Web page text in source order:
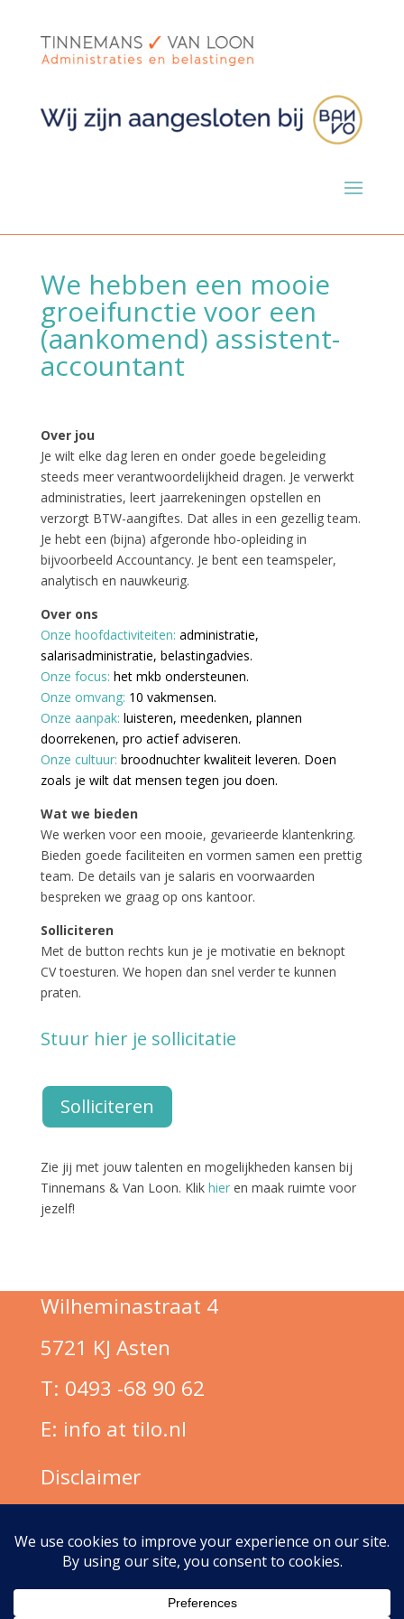
We hebben een mooie
groeifunctie voor een
(aankomend) assistent-
accountant
Over jou
Je wilt elke dag leren en onder goede begeleiding
steeds meer verantwoordelijkheid dragen. Je verwerkt
administraties, leert jaarrekeningen opstellen en
verzorgt BTW-aangiftes. Dat alles in een gezellig team.
Je hebt een (bijna) afgeronde hbo-opleiding in
bijvoorbeeld Accountancy. Je bent een teamspeler,
analytisch en nauwkeurig.
Over ons
Onze hoofdactiviteiten: administratie,
salarisadministratie, belastingadvies.
Onze focus: het mkb ondersteunen.
Onze omvang: 10 vakmensen.
Onze aanpak: luisteren, meedenken, plannen
doorrekenen, pro actief adviseren.
Onze cultuur: broodnuchter kwaliteit leveren. Doen
zoals je wilt dat mensen tegen jou doen.
Wat we bieden
We werken voor een mooie, gevarieerde klantenkring.
Bieden goede faciliteiten en vormen samen een prettig
team. De details van je salaris en voorwaarden
bespreken we graag op ons kantoor.
Solliciteren
Met de button rechts kun je je motivatie en beknopt
CV toesturen. We hopen dan snel verder te kunnen
praten.
Stuur hier je sollicitatie
Solliciteren
Zie jij met jouw talenten en mogelijkheden kansen bij
Tinnemans & Van Loon. Klik hieren maak ruimte voor
jezelf!
Wilheminastraat 4
5721 KJ Asten
T: 0493 -68 90 62
E: info at tilo.nl
Disclaimer
Klachtenregeling